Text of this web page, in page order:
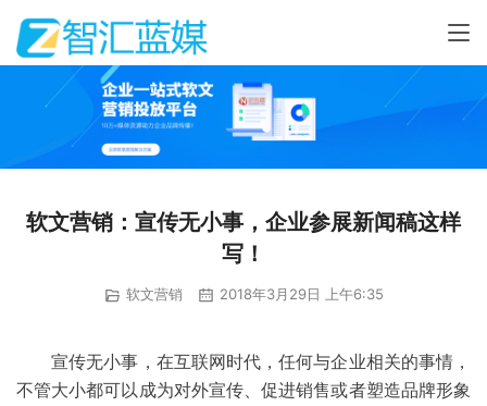
软文营销：宣传无小事，企业参展新闻稿这样
写！
软文营销 2018年3月29日 上午6:35
宣传无小事，在互联网时代，任何与企业相关的事情，
不管大小都可以成为对外宣传、促进销售或者塑造品牌形象